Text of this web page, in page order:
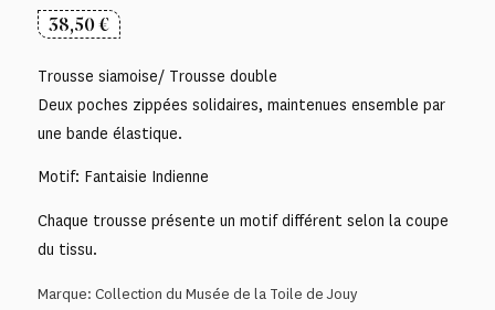
38,50€
Trousse siamoise/ Trousse double
Deux poches zippées solidaires, maintenues ensemble par
une bande élastique.
Motif: Fantaisie Indienne
Chaque trousse présente un motif différent selon la coupe
du tissu.
Marque: Collection du Musée de la Toile de Jouy